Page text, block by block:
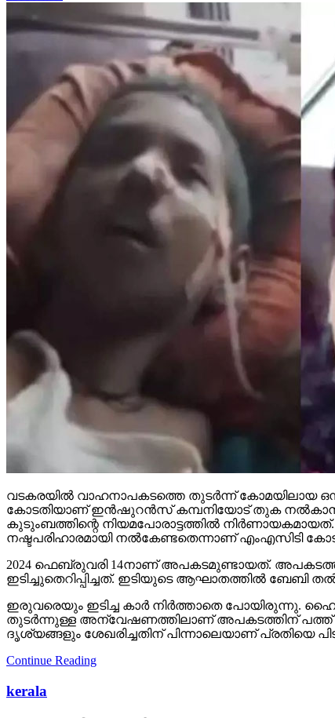
വടകരയില്‍ വാഹനാപകടത്തെ തുടര്‍ന്ന് കോമയിലായ
കോടതിയാണ് ഇന്‍ഷുറന്‍സ് കമ്പനിയോട് തുക നല്‍കാന്‍
കുടുംബത്തിന്റെ നിയമപോരാട്ടത്തില്‍
നഷ്ടപരിഹാരമായി നല്‍കേണ്ടതെന്നാണ് എംഎസിടി
2024 ഫെബ്രുവരി 14നാണ് അപകടമുണ്ടായത്.
ഇടിച്ചുതെറിപ്പിച്ചത്. ഇടിയുടെ ആഘാതത്തില്‍ ബേബി
ഇരുവരെയും ഇടിച്ച കാര്‍ നിര്‍ത്താതെ
തുടര്‍ന്നുള്ള അന്വേഷണത്തിലാണ് അപകടത്തിന് പത്ത്
ദൃശ്യങ്ങളും ശേഖരിച്ചതിന് പിന്നാലെയാണ് പ്രതിയെ
Continue Reading
kerala